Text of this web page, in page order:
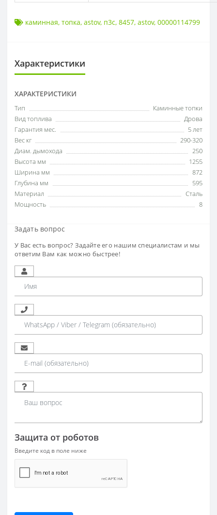
каминная, топка, astov, п3с, 8457, astov, 00000114799
Характеристики
ХАРАКТЕРИСТИКИ
Тип
Каминные топки
Вид топлива
Дрова
Гарантия мес.
5 лет
Вес кг
290-320
Диам. дымохода
250
Высота мм
1255
Ширина мм
872
Глубина мм
595
Материал
Сталь
Мощность
8
Задать вопрос
У Вас есть вопрос? Задайте его нашим специалистам и мы
ответим Вам как можно быстрее!
Защита от роботов
Введите код в поле ниже